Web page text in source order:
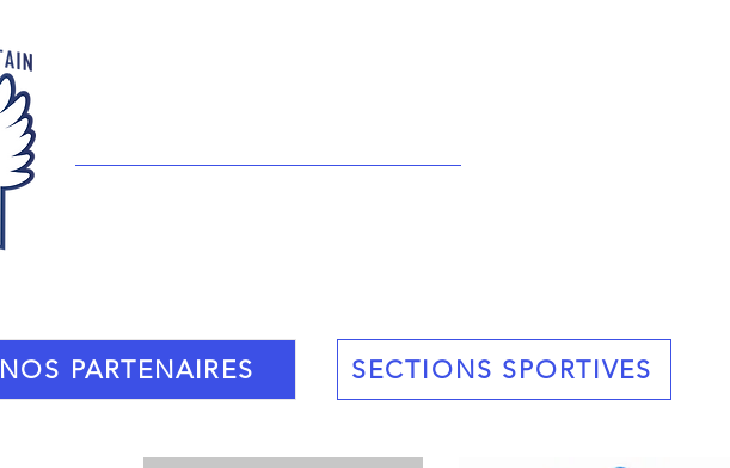
NOS PARTENAIRES SECTIONS SPORTIVES